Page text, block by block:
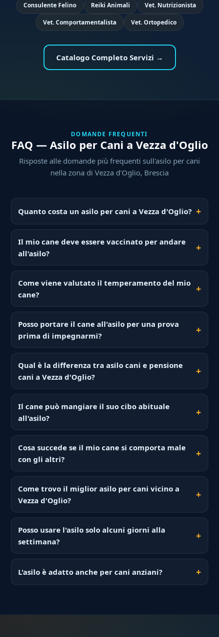
Consulente Felino Reiki Animali Vet. Nutrizionista
Vet. Comportamentalista Vet. Ortopedico
Catalogo Completo Servizi →
DOMANDE FREQUENTI
FAQ — Asilo per Cani a Vezza d'Oglio
Risposte alle domande più frequenti sull'asilo per cani
nella zona di Vezza d'Oglio, Brescia
Quanto costa un asilo per cani a Vezza d'Oglio?
Il mio cane deve essere vaccinato per andare
all'asilo?
Come viene valutato il temperamento del mio
cane?
Posso portare il cane all'asilo per una prova
prima di impegnarmi?
Qual è la differenza tra asilo cani e pensione
cani a Vezza d'Oglio?
Il cane può mangiare il suo cibo abituale
all'asilo?
Cosa succede se il mio cane si comporta male
con gli altri?
Come trovo il miglior asilo per cani vicino a
Vezza d'Oglio?
Posso usare l'asilo solo alcuni giorni alla
settimana?
L'asilo è adatto anche per cani anziani?